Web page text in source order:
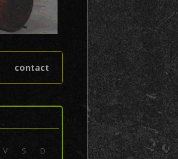
contact
V S D